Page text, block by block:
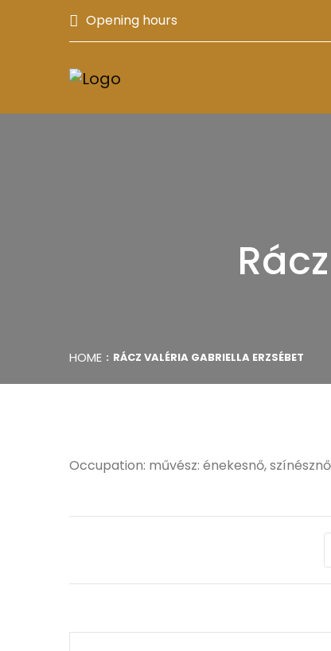
Opening hours
HOME RÁCZ VALÉRIA GABRIELLA ERZSÉBET
Occupation: művész: énekesnő, színésznő